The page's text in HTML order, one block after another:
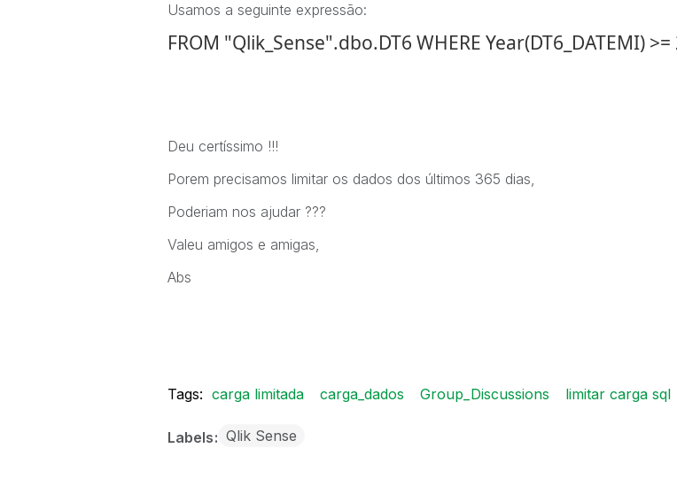
Usamos a seguinte expressão:
FROM "Qlik_Sense".dbo.DT6 WHERE Year(DT6_DATEMI) >=
Deu certíssimo !!!
Porem precisamos limitar os dados dos últimos 365 dias,
Poderiam nos ajudar ???
Valeu amigos e amigas,
Abs
Tags: carga limitada carga_dados Group_Discussions limitar carga sql
Labels Qlik Sense